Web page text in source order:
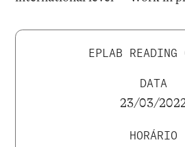
EPLAB READING
DATA
23/03/
HORÁRIO